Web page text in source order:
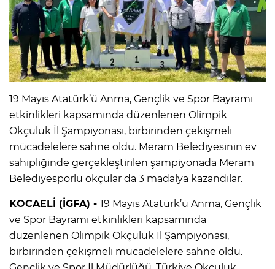
19 Mayıs Atatürk’ü Anma, Gençlik ve Spor Bayramı
etkinlikleri kapsamında düzenlenen Olimpik
Okçuluk İl Şampiyonası, birbirinden çekişmeli
mücadelelere sahne oldu. Meram Belediyesinin ev
sahipliğinde gerçekleştirilen şampiyonada Meram
Belediyesporlu okçular da 3 madalya kazandılar.
KOCAELİ (İGFA) - 19 Mayıs Atatürk’ü Anma, Gençlik
ve Spor Bayramı etkinlikleri kapsamında
düzenlenen Olimpik Okçuluk İl Şampiyonası,
birbirinden çekişmeli mücadelelere sahne oldu.